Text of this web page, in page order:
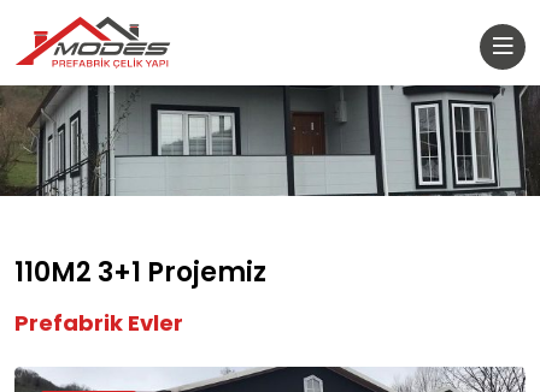
110M2 3+1 Projemiz
Prefabrik Evler